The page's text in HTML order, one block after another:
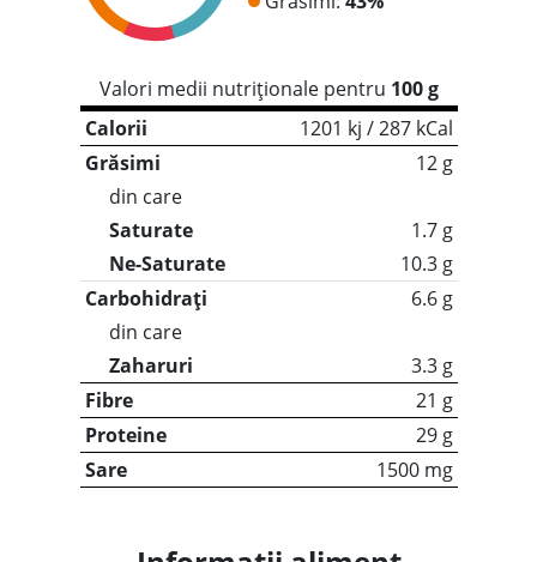
Valori medii nutriționale pentru 100 g
Calorii
1201 kj / 287 kCal
Grăsimi
12 g
din care
Saturate
1.7 g
Ne-Saturate
10.3 g
Carbohidrați
6.6 g
din care
Zaharuri
3.3 g
Fibre
21 g
Proteine
29 g
Sare
1500 mg